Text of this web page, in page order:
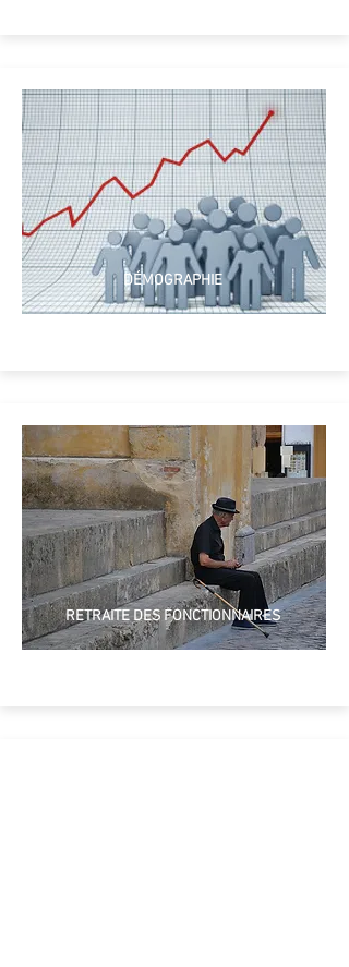
DÉMOGRAPHIE
RETRAITE DES FONCTIONNAIRES